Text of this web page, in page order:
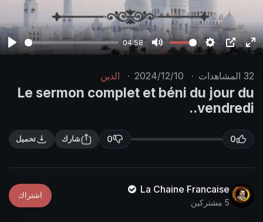
P
04:58
M
u
t
S
t
t
s
P
P
E
n
t
e
f
l
s
l
a
y
32 المشاهدات ·
2024/12/10
· الدين
Le sermon complet et béni du jour du
vendredi..
0
0 شارك تحميل
La Chaine Francaise
5 مشتركين
اشتراك